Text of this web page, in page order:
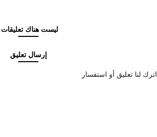
ليست هناك
إرسال تعليق
اترك لنا تعليق أو استفسار